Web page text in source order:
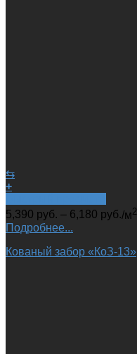
⇆
+
5,390 руб. – 6,180 руб./м2
Подробнее...
Кованый забор «КоЗ-13»